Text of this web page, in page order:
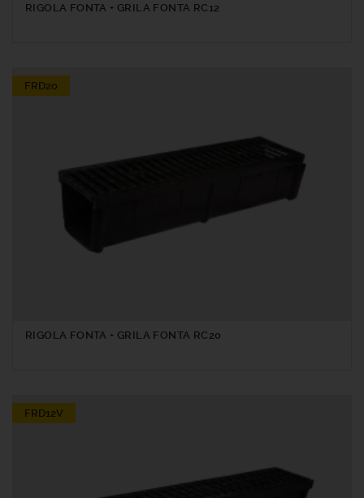
RIGOLA FONTA + GRILA FONTA RC12
FRD20
RIGOLA FONTA + GRILA FONTA RC20
FRD12V